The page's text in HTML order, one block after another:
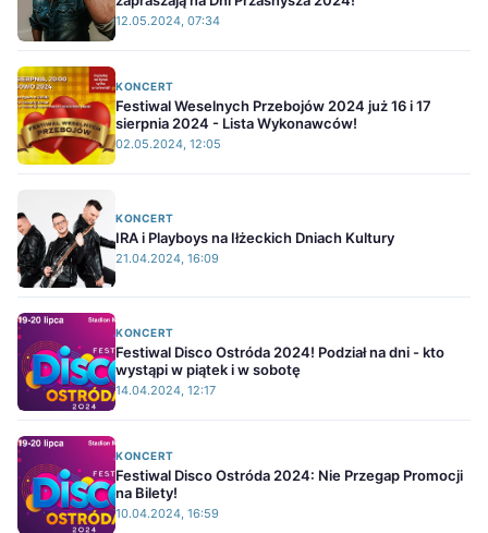
12.05.2024, 07:34
KONCERT
Festiwal Weselnych Przebojów 2024 już 16 i 17
sierpnia 2024 - Lista Wykonawców!
02.05.2024, 12:05
KONCERT
IRA i Playboys na Iłżeckich Dniach Kultury
21.04.2024, 16:09
KONCERT
Festiwal Disco Ostróda 2024! Podział na dni - kto
wystąpi w piątek i w sobotę
14.04.2024, 12:17
KONCERT
Festiwal Disco Ostróda 2024: Nie Przegap Promocji
na Bilety!
10.04.2024, 16:59